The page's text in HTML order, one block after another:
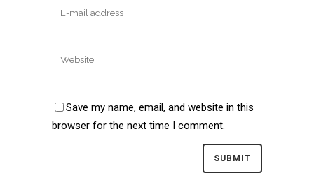
Save my name, email, and website in this
browser for the next time I comment.